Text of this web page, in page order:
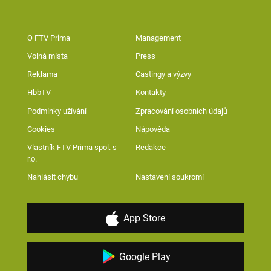
O FTV Prima Management
Volná místa Press
Reklama Castingy a výzvy
HbbTV Kontakty
Podmínky užívání Zpracování osobních údajů
Cookies Nápověda
Vlastník FTV Prima spol. s
r.o.
Redakce
Nahlásit chybu Nastavení soukromí
App Store
Google Play